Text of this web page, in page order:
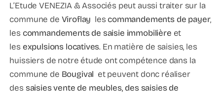
L’Etude VENEZIA & Associés peut aussi traiter sur la
commune de Viroflay les commandements de payer,
les commandements de saisie immobilière et
les expulsions locatives. En matière de saisies, les
huissiers de notre étude ont compétence dans la
commune de Bougival et peuvent donc réaliser
des saisies vente de meubles, des saisies de